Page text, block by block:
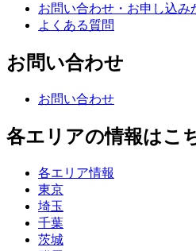
お問い合わせ・お申し込
よくある質問
お問い合わせ
お問い合わせ
各エリアの情報はこ
各エリア情報
東京
埼玉
千葉
茨城